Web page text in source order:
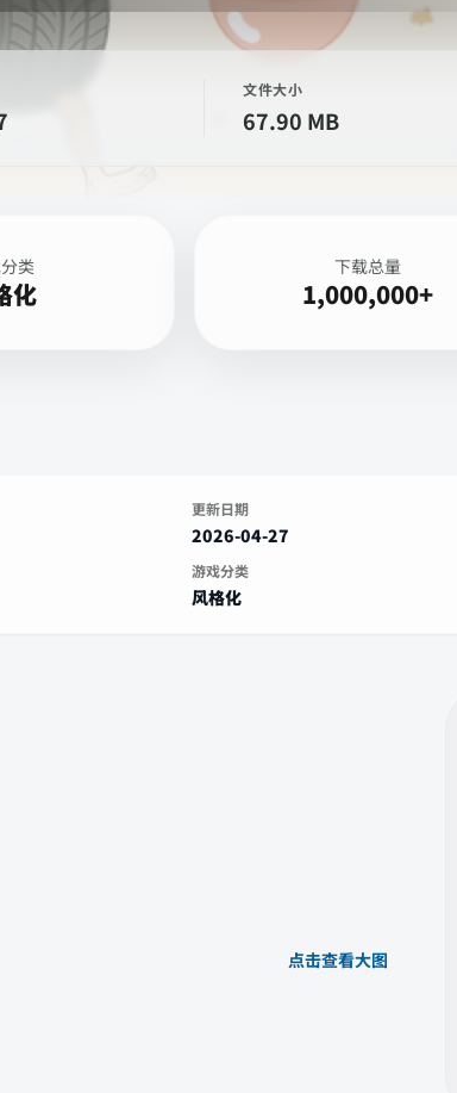
文件大小
67.90 MB
类
化
下载总量
1,000,000+
更新日期
2026-04-27
游戏分类
风格化
点击查看大图